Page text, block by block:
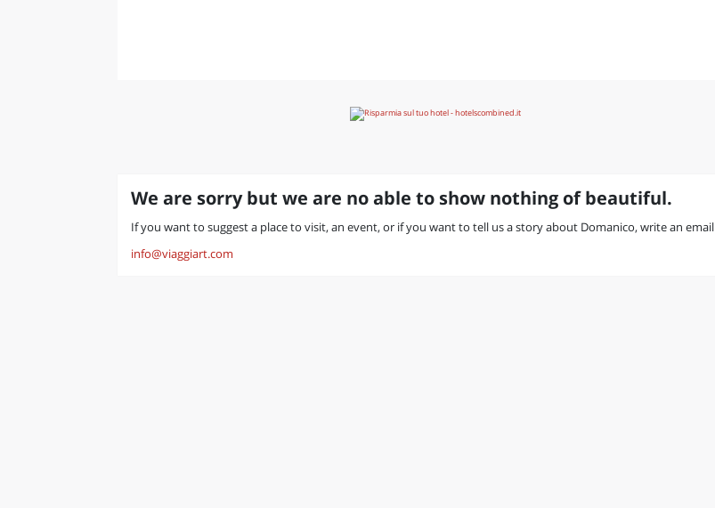
We are sorry but we are no able to show nothing of beautiful.
If you want to suggest a place to visit, an event, or if you want to tell us a story about Domanico, write an email
info@viaggiart.com